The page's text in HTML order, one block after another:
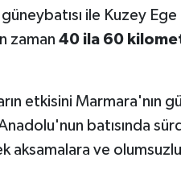
ile Kuzey Ege
zaman 40 ila 60
etkisini Marmara'nın
batısında
aksamalara ve